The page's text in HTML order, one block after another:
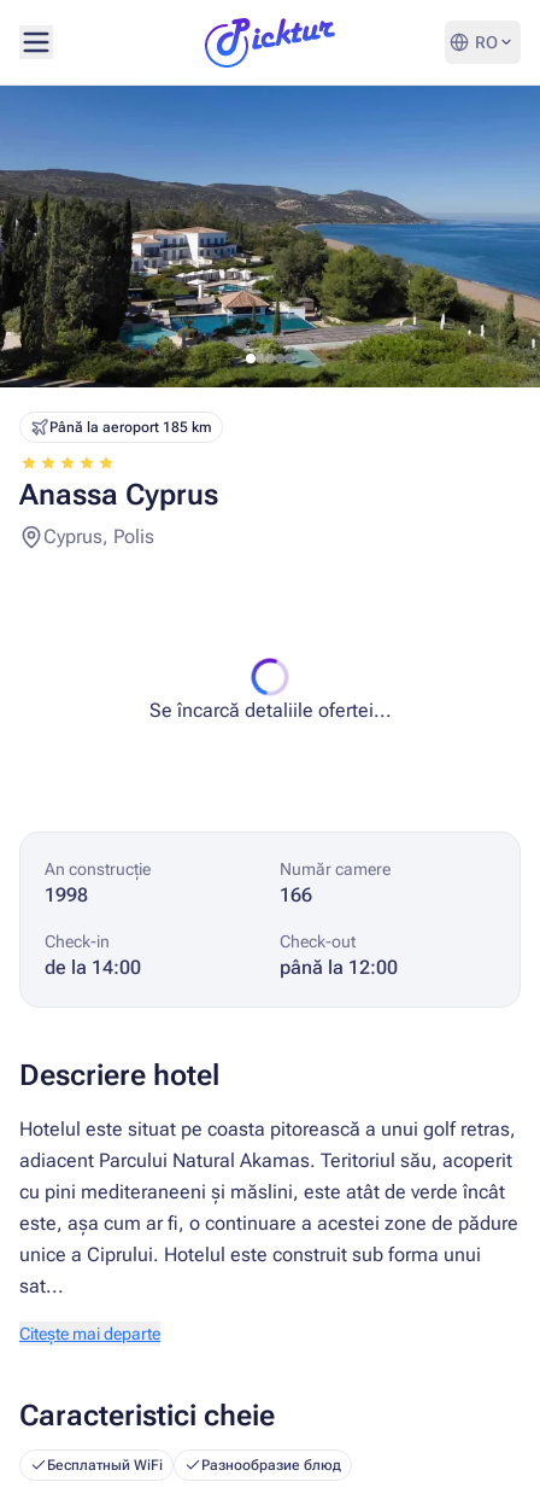
RO
Până la aeroport 185 km
Anassa Cyprus
Cyprus, Polis
Se încarcă detaliile ofertei...
An construcție
1998
Număr camere
166
Check-in
de la 14:00
Check-out
până la 12:00
Descriere hotel
Hotelul este situat pe coasta pitorească a unui golf retras,
adiacent Parcului Natural Akamas. Teritoriul său, acoperit
cu pini mediteraneeni și măslini, este atât de verde încât
este, așa cum ar fi, o continuare a acestei zone de pădure
unice a Ciprului. Hotelul este construit sub forma unui
sat...
Citește mai departe
Caracteristici cheie
Бесплатный WiFi Разнообразие блюд